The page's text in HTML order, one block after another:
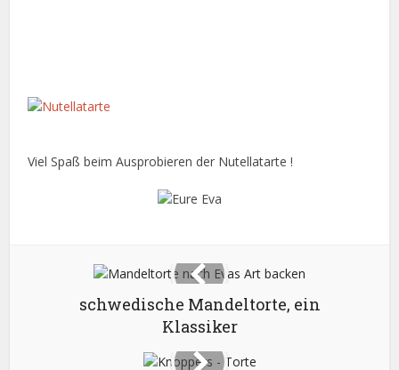
Viel Spaß beim Ausprobieren der Nutellatarte !
schwedische Mandeltorte, ein
Klassiker